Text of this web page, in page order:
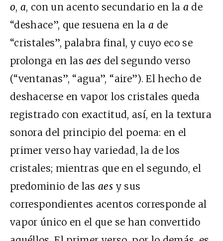
o,a, con un acento secundario en la a de
“deshace”, que resuena en la a de
“cristales”, palabra final, y cuyo eco se
prolonga en lasaes del segundo verso
(“ventanas”, “agua”, “aire”). El hecho de
deshacerse en vapor los cristales queda
registrado con exactitud, así, en la textura
sonora del principio del poema: en el
primer verso hay variedad, la de los
cristales; mientras que en el segundo, el
predominio de lasaes y sus
correspondientes acentos corresponde al
vapor único en el que se han convertido